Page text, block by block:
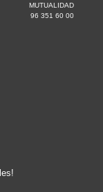
MUTUALIDAD
96 351 60 00